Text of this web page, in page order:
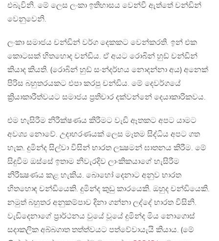
එබැවිනි. මේ ලෙස ලංකා ඉතිහාසය වෙන්වී ඇත්තේ චන්ඩින්
වෙනුවෙනි.
ලංකා සමාජය චන්ඩින් වර්ග දෙකකට වෙන්කරති. ඉන් එක
කොටසක් හිතහොද චන්ඩිය. ඒ අයට රොබින් හුඩ් චන්ඩින්
කියාද කියති. (රොබින් හුඩ් සංන්දර්භය නොදන්නා අය) අනෙක්
පිරිස බහුතරයකට එපා කරපු චන්ඩිය. මේ දෙවර්ගයේ
ක්‍රියාකාරීත්වයට සමාජය ප්‍රතිචාර දක්වන්නේ දෙයාකාරිකවය.
එම හැසිරීම නිරීක්ෂණය කිරීමට වැඩි ඈතකට අපට යාමට
අවශ්‍ය නොවේ. උදාහරණයක් ලෙස මෑතම සිද්ධිය අපට ගත
හැක. දුමින්ද සිල්වා විසින් භාරත ලක්‍ෂමන් ඝාතනය කිරීම. මේ
සිදුවීම ඔස්සේ ඉතාම නිවැරදිව ලාංකිකයාගේ හැසිරීම
නිරීක්‍ෂණය කළ හැකිය. බොහෝ දෙනාට අනුව භාරත
හිතහොඳ චන්ඩියෙකි. දුමින්ද කුඩු කාරයෙකි. ඔහුද චන්ඩියෙකි.
නමුත් බහුතර අනුකම්පාව දිනා ගන්නා ලද්දේ භාරත විසිනි.
වැඩිදෙනාගේ ප්‍රාර්ථනය වුයේ වූයේ දුමින්ද මිය නොගොස්
සදාකලික අබ්බගාත තත්ත්වයට පත්වේවායැයි කියාය. (මේ